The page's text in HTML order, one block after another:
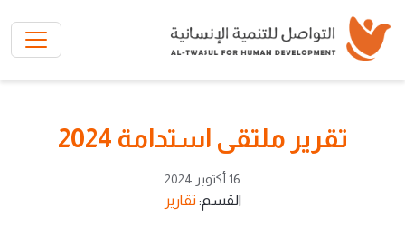
تقرير ملتقى استدامة 2024
16 أكتوبر 2024
القسم: تقارير